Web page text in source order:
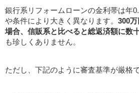
銀行系リフォームローンの金利帯は年
や条件により大きく異なります。 300
場合、信販系と比べると総返済額に数
も珍しくありません。
ただし、下記のように審査基準が厳格で